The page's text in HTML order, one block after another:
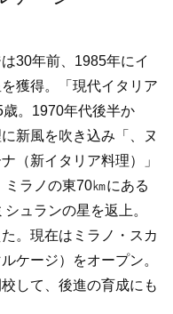
30年前、1985年にイ
獲得。「現代イタリア
。1970年代後半か
新風を吹き込み「、ヌ
（新イタリア料理）」
ラノの東70㎞にある
ュランの星を返上。
。現在はミラノ・スカ
ケージ）をオープン。
して、後進の育成にも